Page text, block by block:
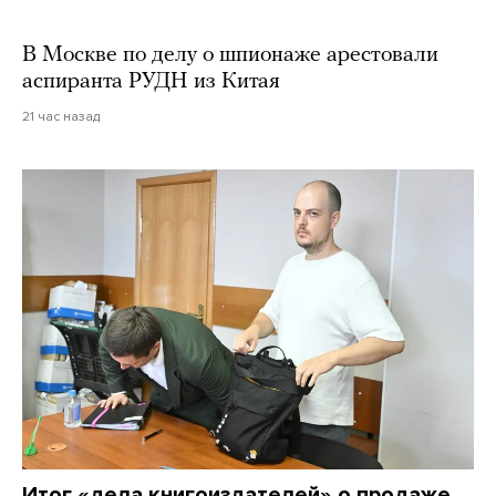
В Москве по делу о шпионаже арестовали
аспиранта РУДН из Китая
21 час назад